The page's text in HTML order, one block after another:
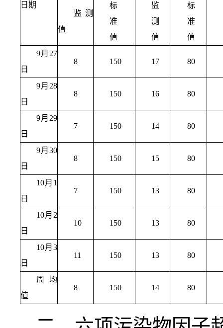
日期
监测
值
标
准
值
监
测
值
标
准
值
9月27
日
8 150 17 80
9月28
日
8 150 16 80
9月29
日
7 150 14 80
9月30
日
8 150 15 80
10月1
日
7 150 13 80
10月2
日
10 150 13 80
10月3
日
11 150 13 80
周均
值
8 150 14 80